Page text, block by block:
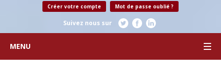
Créer votre compte Mot de passe oublié ?
Suivez nous sur
MENU